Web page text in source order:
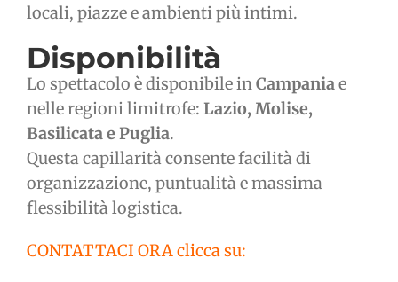
locali, piazze e ambienti più intimi.
Disponibilità
Lo spettacolo è disponibile inCampaniae
nelle regioni limitrofe: Lazio, Molise,
Basilicata e Puglia.
Questa capillarità consente facilità di
organizzazione, puntualità e massima
flessibilità logistica.
CONTATTACI ORA clicca su: